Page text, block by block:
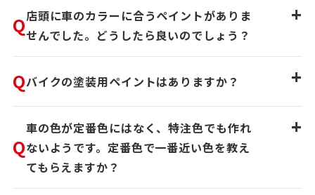
Q店頭に車のカラーに合うペイントがありま
せんでした。どうしたら良いのでしょう？
+
Qバイクの塗装用ペイントはありますか？ +
Q
車の色が定番色にはなく、特注色でも作れ
ないようです。定番色で一番近い色を教え
てもらえますか？
+